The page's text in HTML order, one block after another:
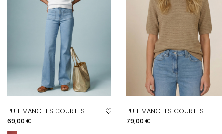
PULL MANCHES COURTES -...
Prix
69,00 €
PULL MANCHES COURTES -...
Prix
79,00 €